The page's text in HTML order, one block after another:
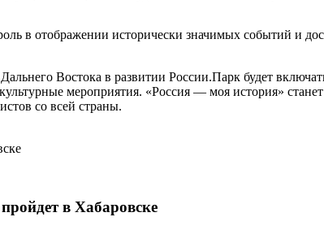
в отображении исторически значимых событий и
Востока в развитии России.Парк будет
мероприятия. «Россия — моя история»
со всей страны.
в Хабаровске